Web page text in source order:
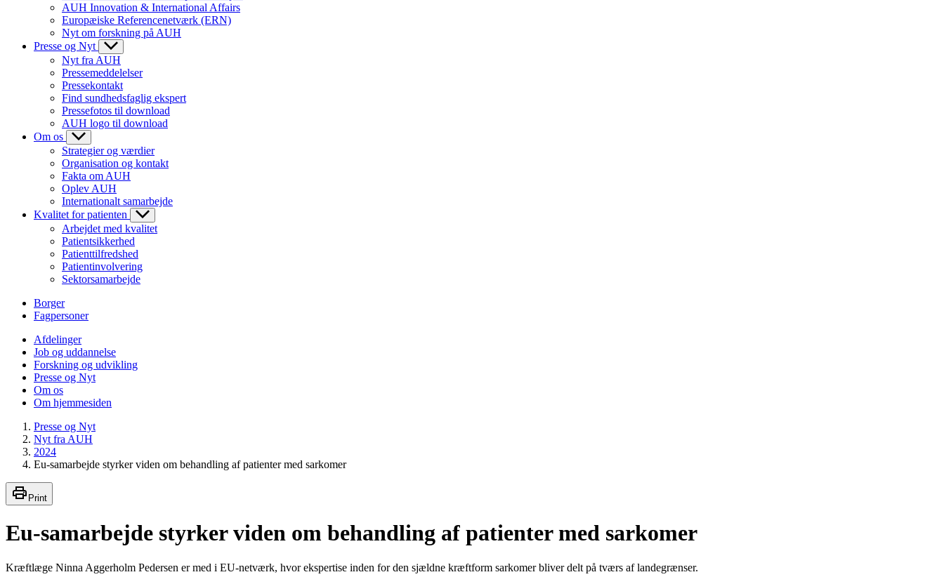
AUH Innovation & International Affairs
Europæiske Referencenetværk (ERN)
Nyt om forskning på AUH
Presse og Nyt
Nyt fra AUH
Pressemeddelelser
Pressekontakt
Find sundhedsfaglig ekspert
Pressefotos til download
AUH logo til download
Om os
Strategier og værdier
Organisation og kontakt
Fakta om AUH
Oplev AUH
Internationalt samarbejde
Kvalitet for patienten
Arbejdet med kvalitet
Patientsikkerhed
Patienttilfredshed
Patientinvolvering
Sektorsamarbejde
Borger
Fagpersoner
Afdelinger
Job og uddannelse
Forskning og udvikling
Presse og Nyt
Om os
Om hjemmesiden
Presse og Nyt
Nyt fra AUH
2024
Eu-samarbejde styrker viden om behandling af patienter med sarkomer
Print
Eu-samarbejde styrker viden om behandling af patienter med sarkomer
Kræftlæge Ninna Aggerholm Pedersen er med i EU-netværk, hvor ekspertise inden for den sjældne kræftform sarkomer bliver delt på tværs af landegrænser.